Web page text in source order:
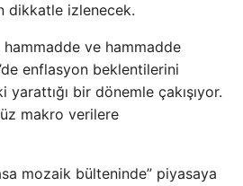
dikkatle izlenecek.
hammadde ve hammadde
enflasyon beklentilerini
bir dönemle çakışıyor.
makro verilere
mozaik bülteninde” piyasaya